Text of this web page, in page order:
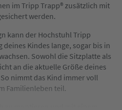
im Tripp Trapp® zusätzlich mit
werden.
kann der Hochstuhl Tripp
Kindes lange, sogar bis in
Sowohl die Sitzplatte als
an die aktuelle Größe deines
nimmt das Kind immer voll
Familienleben teil.